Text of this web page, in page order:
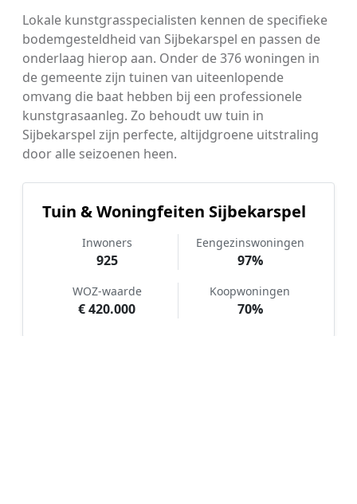
Lokale kunstgrasspecialisten kennen de specifieke
bodemgesteldheid van Sijbekarspel en passen de
onderlaag hierop aan. Onder de 376 woningen in
de gemeente zijn tuinen van uiteenlopende
omvang die baat hebben bij een professionele
kunstgrasaanleg. Zo behoudt uw tuin in
Sijbekarspel zijn perfecte, altijdgroene uitstraling
door alle seizoenen heen.
Tuin & Woningfeiten Sijbekarspel
Inwoners
925
Eengezinswoningen
97%
WOZ-waarde
€ 420.000
Koopwoningen
70%